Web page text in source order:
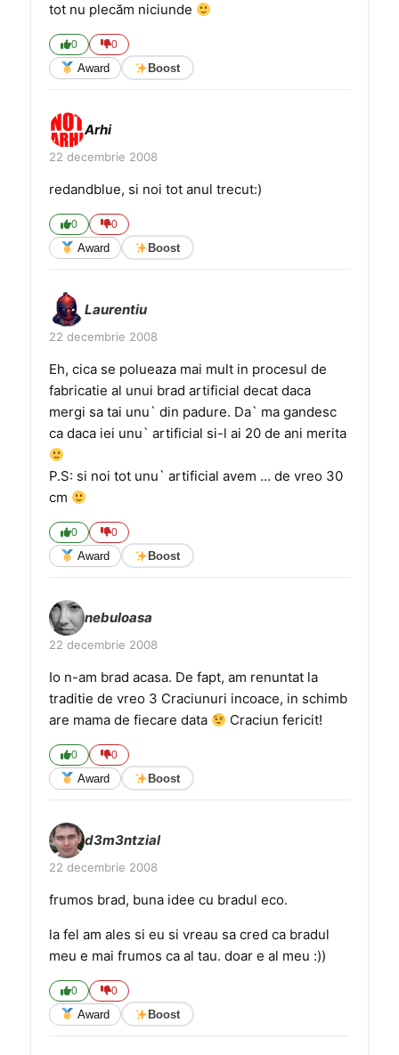
tot nu plecăm niciunde
0 0
Award Boost
Arhi
22 decembrie 2008
redandblue, si noi tot anul trecut:)
0 0
Award Boost
Laurentiu
22 decembrie 2008
Eh, cica se polueaza mai mult in procesul de
fabricatie al unui brad artificial decat daca
mergi sa tai unu` din padure. Da` ma gandesc
ca daca iei unu` artificial si-l ai 20 de ani merita
P.S: si noi tot unu` artificial avem … de vreo 30
cm
0 0
Award Boost
nebuloasa
22 decembrie 2008
Io n-am brad acasa. De fapt, am renuntat la
traditie de vreo 3 Craciunuri incoace, in schimb
are mama de fiecare data
Craciun fericit!
0 0
Award Boost
d3m3ntzial
22 decembrie 2008
frumos brad, buna idee cu bradul eco.
la fel am ales si eu si vreau sa cred ca bradul
meu e mai frumos ca al tau. doar e al meu :))
0 0
Award Boost